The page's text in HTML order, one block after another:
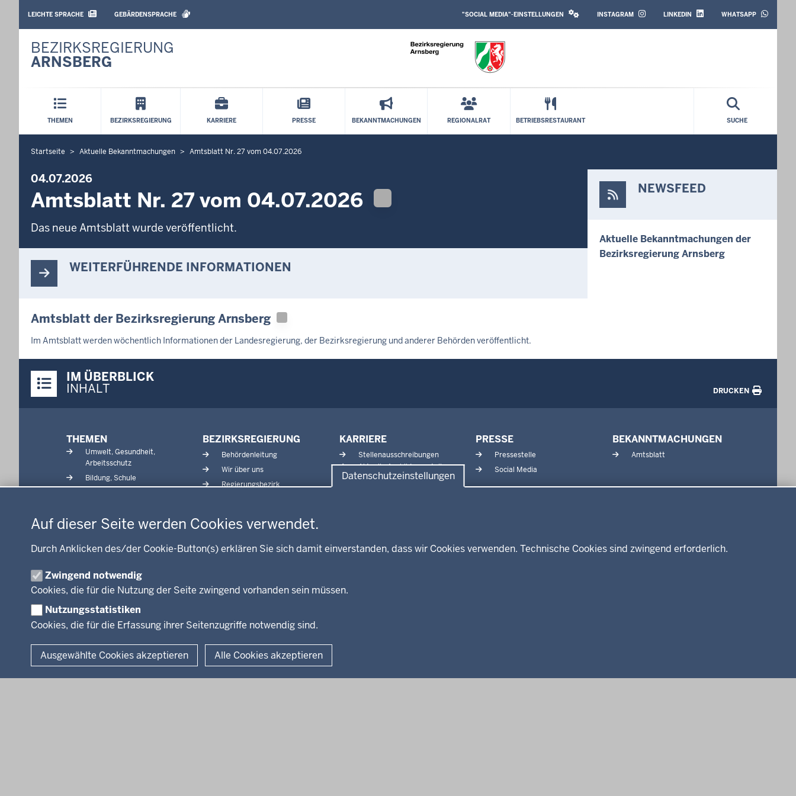
Datenschutzeinstellungen
Auf dieser Seite werden Cookies verwendet.
Durch Anklicken des/der Cookie-Button(s) erklären Sie sich damit einverstanden, dass wir Cookies verwenden. Technische Cookies sind zwingend erforderlich.
Zwingend notwendig
Cookies, die für die Nutzung der Seite zwingend vorhanden sein müssen.
Nutzungsstatistiken
Cookies, die für die Erfassung ihrer Seitenzugriffe notwendig sind.
Ausgewählte Cookies akzeptieren Alle Cookies akzeptieren
SPRACHEN
LEICHTE SPRACHE GEBÄRDENSPRACHE
MEDIA
"SOCIAL MEDIA"-EINSTELLUNGEN
MEDIA
INSTAGRAM LINKEDIN WHATSAPP
BEZIRKSREGIERUNG
ARNSBERG
Hauptmenü
THEMEN BEZIRKSREGIERUNG KARRIERE PRESSE BEKANNTMACHUNGEN REGIONALRAT BETRIEBSRESTAURANT SUCHE
S
e
b
f
n
e
s
c
h
e
Startseite Aktuelle Bekanntmachungen Amtsblatt Nr. 27 vom 04.07.2026
04.07.2026
Amtsblatt Nr. 27 vom 04.07.2026
Das neue Amtsblatt wurde veröffentlicht.
WEITERFÜHRENDE INFORMATIONEN
Amtsblatt der Bezirksregierung Arnsberg
Im Amtsblatt werden wöchentlich Informationen der Landesregierung, der Bezirksregierung und anderer Behörden veröffentlicht.
NEWSFEED
Aktuelle Bekanntmachungen der
Bezirksregierung Arnsberg
Inhalte
IM ÜBERBLICK
INHALT DRUCKEN
THEMEN
Umwelt, Gesundheit,
Arbeitsschutz
Bildung, Schule
Kommunalaufsicht, Planung,
Kultur, Sport
Recht, Ordnung
Förderportal, Wirtschaft
BEZIRKSREGIERUNG
Behördenleitung
Wir über uns
Regierungsbezirk
KARRIERE
Stellenausschreibungen
Aktuelle Ausbildungsstellen
und Praktika
PRESSE
Pressestelle
Social Media
BEKANNTMACHUNGEN
Amtsblatt